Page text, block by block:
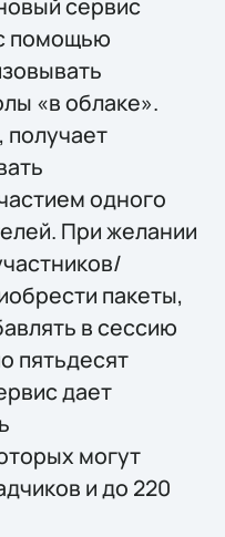
сервис
помощью
«в облаке».
получает
одного
При желании
пакеты,
в сессию
пятьдесят
дает
могут
и до 220